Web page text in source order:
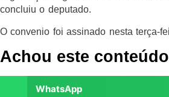
concluiu o deputado.
O convenio foi assinado nesta terça-
Achou este
WhatsApp